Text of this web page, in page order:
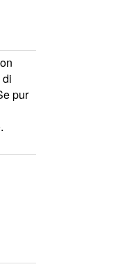
pur